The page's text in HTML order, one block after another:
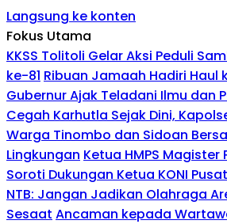
Langsung ke konten
Fokus Utama
KKSS Tolitoli Gelar Aksi Peduli
ke-81 Ribuan Jamaah Hadiri Haul
Gubernur Ajak Teladani Ilmu dan
Cegah Karhutla Sejak Dini,
Warga Tinombo dan Sidoan
Lingkungan Ketua HMPS Magister
Soroti Dukungan Ketua KONI
NTB: Jangan Jadikan Olahraga
Sesaat Ancaman kepada